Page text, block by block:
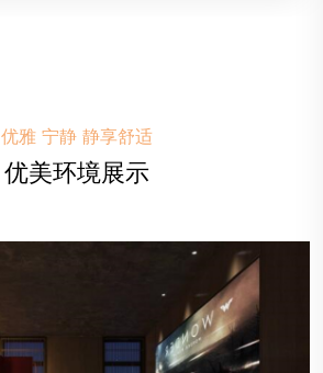
优雅 宁静 静享舒适
优美环境展示